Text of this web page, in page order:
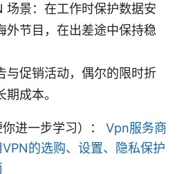
场景：在工作时保护数据安
外节目，在出差途中保持稳
与促销活动，偶尔的限时折
成本。
进一步学习）： Vpn服务商
的选购、设置、隐私保护